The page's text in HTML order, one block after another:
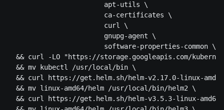
                        apt-utils \
                        ca-certificates \
                        curl \
                        gnupg-agent \
                        software-properties-common \
&& curl -LO "https://storage.googleapis.com/
  && mv kubectl /usr/local/bin \
&& curl https://get.helm.sh/helm-v2.17.0-linux-
  && mv linux-amd64/helm /usr/local/bin/helm2 \
&& curl https://get.helm.sh/helm-v3.5.3-linux-